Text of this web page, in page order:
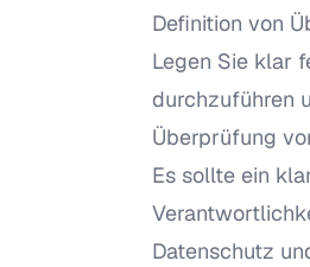
Definition von
Legen Sie klar
durchzuführen
Überprüfung
Es sollte ein
Datenschutz